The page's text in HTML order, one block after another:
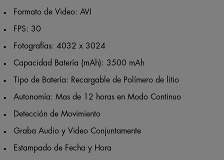
Formato de Video: AVI
FPS: 30
Fotografías: 4032 x 3024
Capacidad Batería (mAh): 3500 mAh
Tipo de Batería: Recargable de Polímero de litio
Autonomía: Mas de 12 horas en Modo Continuo
Detección de Movimiento
Graba Audio y Video Conjuntamente
Estampado de Fecha y Hora